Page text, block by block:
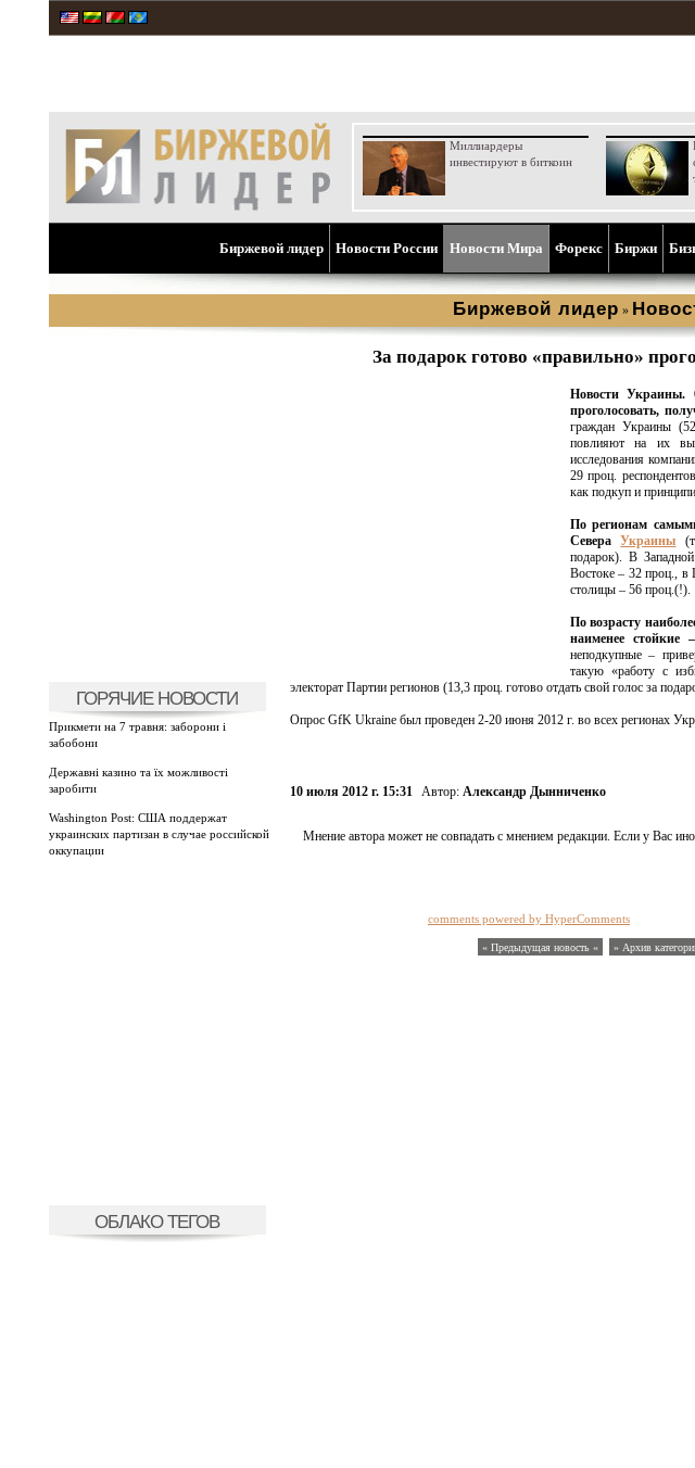
Миллиардеры
инвестируют в биткоин
Биржевой лидер Новости России Новости Мира Форекс Биржи
Биржевой лидер »
ГОРЯЧИЕ НОВОСТИ
Прикмети на 7 травня: заборони і
забобони
Державні казино та їх можливості
заробити
Washington Post: США поддержат
украинских партизан в случае российской
оккупации
ОБЛАКО ТЕГОВ
За подарок готово «правильно»
Новости Украины.
проголосовать,
граждан Украины
повлияют на их
исследования
29 проц.
как подкуп и
По регионам
СевераУкраины
подарок). В
Востоке – 32 проц.,
столицы – 56 проц.(!).
По возрасту
наименее стойкие
неподкупные –
такую «работу с
электорат Партии регионов (13,3 проц. готово отдать свой голос за
Опрос GfK Ukraine был проведен 2-20 июня 2012 г. во всех регионах
10 июля 2012 г. 15:31 Автор: Александр Дынниченко
Мнение автора может не совпадать с мнением редакции. Если у Вас
comments powered by HyperComments
« Предыдущая новость « » Архив